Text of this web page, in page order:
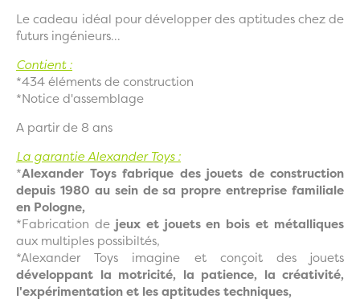
Le cadeau idéal pour développer des aptitudes chez de
futurs ingénieurs...
Contient :
*434 éléments de construction
*Notice d'assemblage
A partir de 8 ans
La garantie Alexander Toys :
*Alexander Toys fabrique des jouets de construction
depuis 1980 au sein de sa propre entreprise familiale
en Pologne,
*Fabrication dejeux et jouets en bois et métalliques
aux multiples possibiltés,
*Alexander Toys imagine et conçoit des jouets
développant la motricité, la patience, la créativité,
l'expérimentation et les aptitudes techniques,